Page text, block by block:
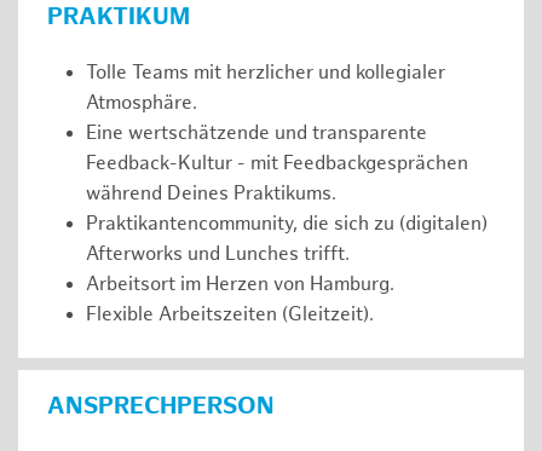
PRAKTIKUM
Tolle Teams mit herzlicher und kollegialer
Atmosphäre.
Eine wertschätzende und transparente
Feedback-Kultur - mit Feedbackgesprächen
während Deines Praktikums.
Praktikantencommunity, die sich zu (digitalen)
Afterworks und Lunches trifft.
Arbeitsort im Herzen von Hamburg.
Flexible Arbeitszeiten (Gleitzeit).
ANSPRECHPERSON